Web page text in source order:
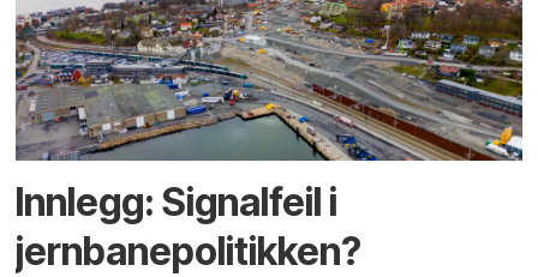
Innlegg: Signalfeil i
jernbanepolitikken?